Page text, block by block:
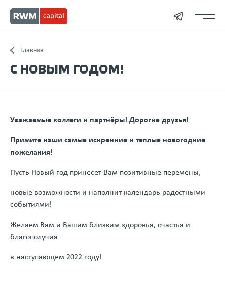
Главная
С НОВЫМ ГОДОМ!
Уважаемые коллеги и партнёры! Дорогие друзья!
Примите наши самые искренние и теплые новогодние
пожелания!
Пусть Новый год принесет Вам позитивные перемены,
новые возможности и наполнит календарь радостными
событиями!
Желаем Вам и Вашим близким здоровья, счастья и
благополучия
в наступающем 2022 году!